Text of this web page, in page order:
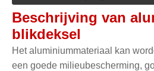
Beschrijving van
blikdeksel
Het aluminiummateriaal kan
een goede milieubescherming,